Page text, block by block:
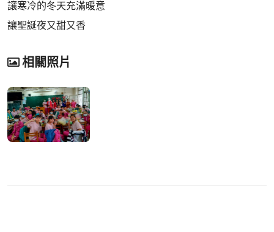
讓寒冷的冬天充滿暖意
讓聖誕夜又甜又香
相關照片